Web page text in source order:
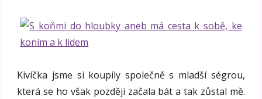
Kivíčka jsme si koupily společně s mladší ségrou,
která se ho však později začala bát a tak zůstal mě.